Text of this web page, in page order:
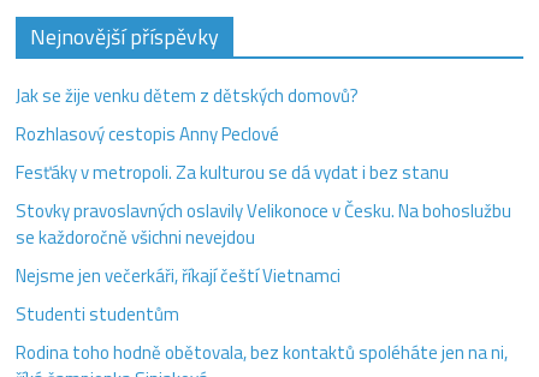
Nejnovější příspěvky
Jak se žije venku dětem z dětských domovů?
Rozhlasový cestopis Anny Peclové
Fesťáky v metropoli. Za kulturou se dá vydat i bez stanu
Stovky pravoslavných oslavily Velikonoce v Česku. Na bohoslužbu
se každoročně všichni nevejdou
Nejsme jen večerkáři, říkají čeští Vietnamci
Studenti studentům
Rodina toho hodně obětovala, bez kontaktů spoléháte jen na ni,